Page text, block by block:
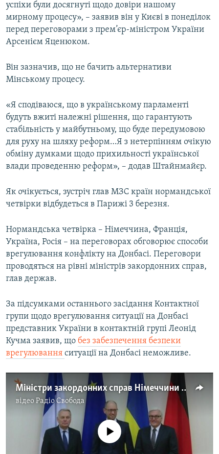
Усі сайти RFE/RL
успіхи були досягнуті щодо довіри нашому
мирному процесу», – заявив він у Києві в понеділок
перед переговорами з прем’єр-міністром України
Арсенієм Яценюком.
Він зазначив, що не бачить альтернативи
Мінському процесу.
«Я сподіваюся, що в українському парламенті
будуть вжиті належні рішення, що гарантують
стабільність у майбутньому, що буде передумовою
для руху на шляху реформ…Я з нетерпінням очікую
обміну думками щодо прихильності української
влади проведенню реформ», – додав Штайнмайєр.
Як очікується, зустріч глав МЗС країн нормандської
четвірки відбудеться в Парижі 3 березня.
Нормандська четвірка – Німеччина, Франція,
Україна, Росія – на переговорах обговорює способи
врегулювання конфлікту на Донбасі. Переговори
проводяться на рівні міністрів закордонних справ,
глав держав.
За підсумками останнього засідання Контактної
групи щодо врегулювання ситуації на Донбасі
представник України в контактній групі Леонід
Кучма заявив, що без забезпечення безпеки
врегулювання ситуації на Донбасі неможливе.
Міністри закордонних справ Німеччини та Франції зустрілися з Арсенієм Яценюком (відео)
відеоРадіо Свобода
No media source currently available